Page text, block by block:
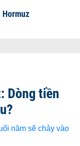
Dòng tiền